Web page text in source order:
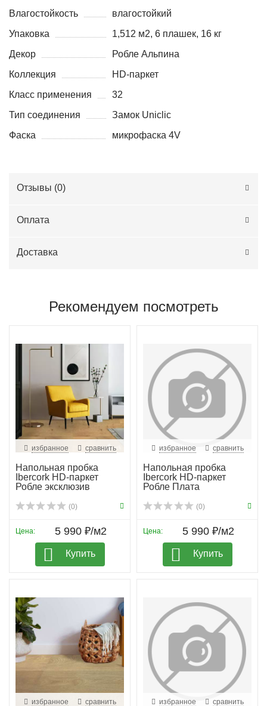
Влагостойкость
влагостойкий
Упаковка
1,512 м2, 6 плашек, 16 кг
Декор
Робле Альпина
Коллекция
HD-паркет
Класс применения
32
Тип соединения
Замок Uniclic
Фаска
микрофаска 4V
Отзывы (0)
Оплата
Доставка
Рекомендуем посмотреть
избранное сравнить
Напольная пробка
Ibercork HD-паркет
Робле эксклюзив
(0)
Цена: 5 990 ₽/м2
Купить
избранное сравнить
Напольная пробка
Ibercork HD-паркет
Робле Плата
(0)
Цена: 5 990 ₽/м2
Купить
избранное сравнить избранное сравнить